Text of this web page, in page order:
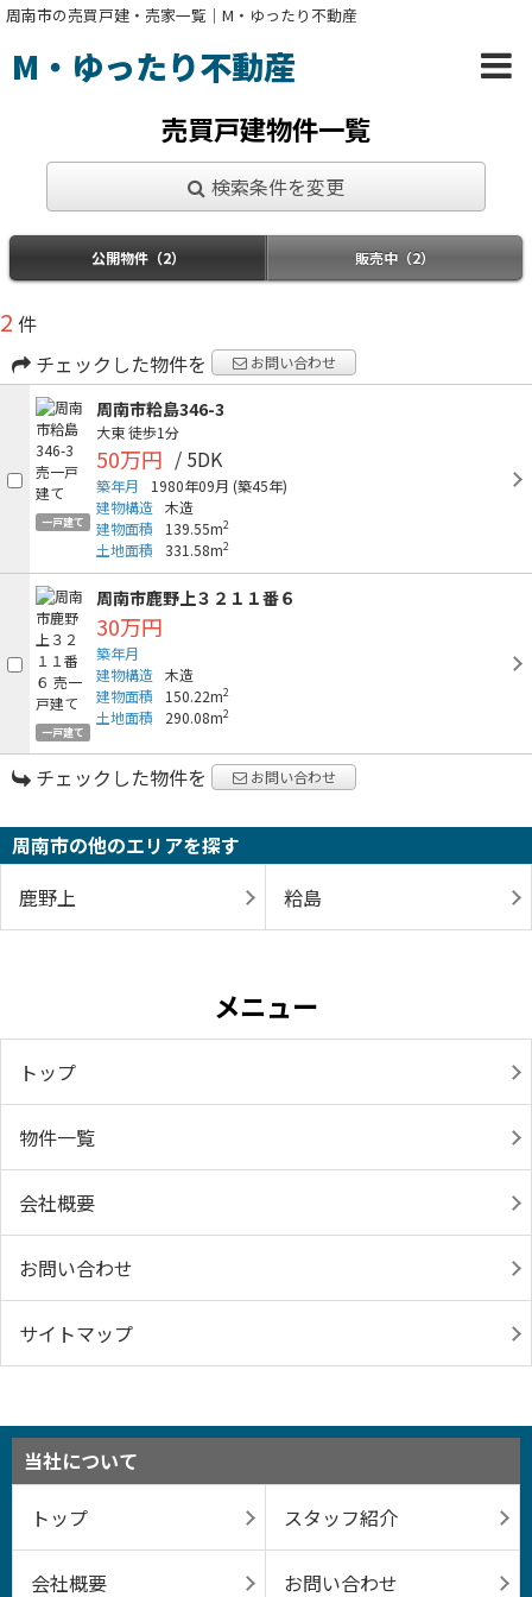
周南市の売買戸建・売家一覧｜M・ゆったり不動産
M・ゆったり不動産
売買戸建物件一覧
検索条件を変更
公開物件（2） 販売中（2）
2 件
チェックした物件を
お問い合わせ
一戸建て
周南市粭島346-3
大東徒歩1分
50万円 / 5DK
築年月 1980年09月 (築45年)
建物構造 木造
建物面積
139.55m2
土地面積 331.58m2
一戸建て
周南市鹿野上３２１１番６
30万円
築年月
建物構造 木造
建物面積
150.22m2
土地面積 290.08m2
チェックした物件を お問い合わせ
周南市の他のエリアを探す
鹿野上
粭島
メニュー
トップ
物件一覧
会社概要
お問い合わせ
サイトマップ
当社について
トップ
スタッフ紹介
会社概要 お問い合わせ